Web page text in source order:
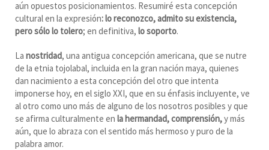
aún opuestos posicionamientos. Resumiré esta concepción
cultural en la expresión: lo reconozco, admito su existencia,
pero sólo lo tolero; en definitiva, lo soporto.
La nostridad, una antigua concepción americana, que se nutre
de la etnia tojolabal, incluida en la gran nación maya, quienes
dan nacimiento a esta concepción del otro que intenta
imponerse hoy, en el siglo XXI, que en su énfasis incluyente, ve
al otro como uno más de alguno de los nosotros posibles y que
se afirma culturalmente en la hermandad, comprensión,y más
aún, que lo abraza con el sentido más hermoso y puro de la
palabra amor.